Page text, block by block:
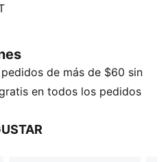
reciclados
cierre
de más de $60 sin
en todos los pedidos